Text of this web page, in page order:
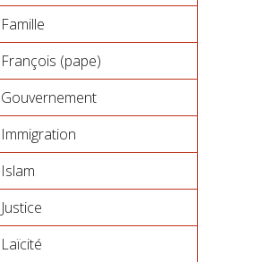
Famille
François (pape)
Gouvernement
Immigration
Islam
Justice
Laïcité